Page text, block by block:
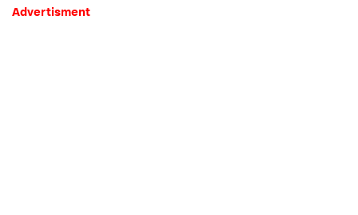
Advertisment